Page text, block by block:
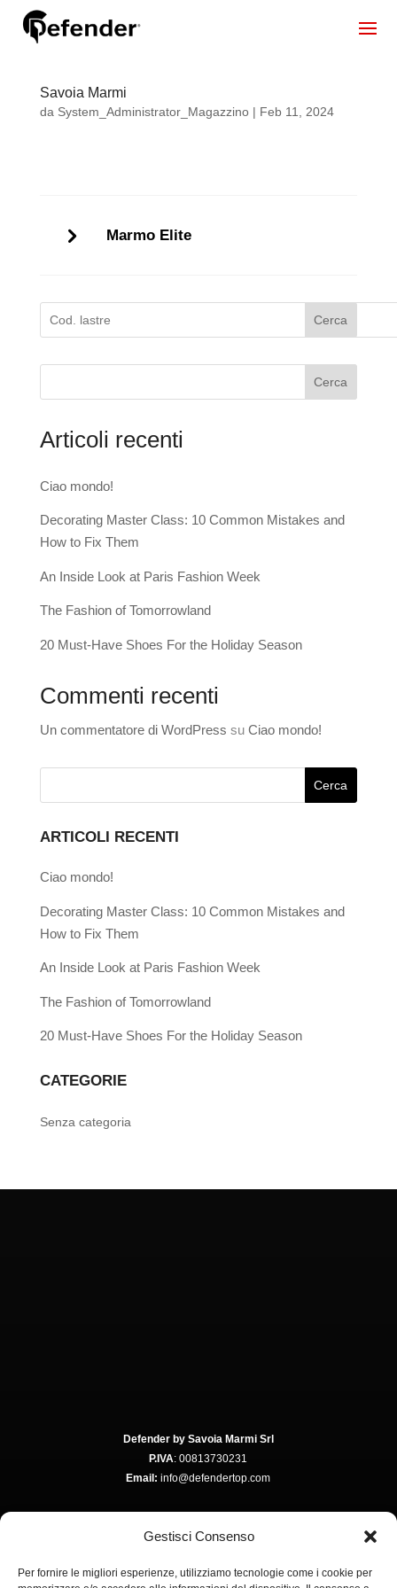
Gestisci Consenso
Per fornire le migliori esperienze, utilizziamo tecnologie come i cookie per
Savoia Marmi
da System_Administrator_Magazzino| Feb 11, 2024
Marmo Elite
Cerca
Cerca
Articoli recenti
Ciao mondo!
Decorating Master Class: 10 Common Mistakes and
How to Fix Them
An Inside Look at Paris Fashion Week
The Fashion of Tomorrowland
20 Must-Have Shoes For the Holiday Season
Commenti recenti
Un commentatore di WordPress su Ciao mondo!
ARTICOLI RECENTI
Ciao mondo!
Decorating Master Class: 10 Common Mistakes and
How to Fix Them
An Inside Look at Paris Fashion Week
The Fashion of Tomorrowland
20 Must-Have Shoes For the Holiday Season
CATEGORIE
Senza categoria
Defender by Savoia Marmi Srl
P.IVA: 00813730231
Email: info@defendertop.com
37015 Ponton di Domegliara